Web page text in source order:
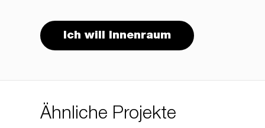
Ich will Innenraum
Ähnliche Projekte